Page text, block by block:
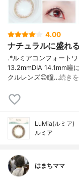
4.00
ナチュラルに盛れ
︎.*ルミアコンフォート
13.2mmDIA 14.1mm⁡瞳
クルレンズ😊⁡瞳…続き
LuMia(ルミア)
ルミア
はまちママ